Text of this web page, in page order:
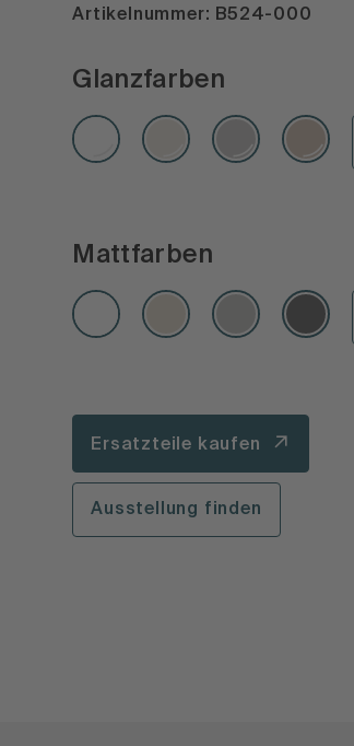
Artikelnummer: B524-000
Glanzfarben
Mattfarben
Ersatzteile kaufen
Ausstellung finden